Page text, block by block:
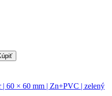
60 × 60 mm | Zn+PVC | zelený